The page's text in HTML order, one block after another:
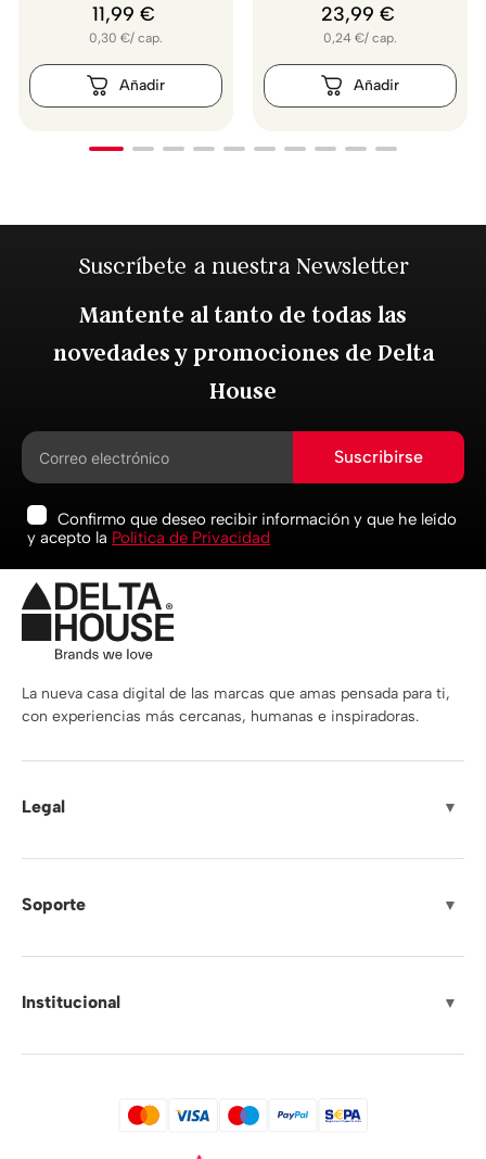
11,99 €
0,30 €/ cap.
23,99 €
0,24 €/ cap.
Suscríbete a nuestra Newsletter
Mantente al tanto de todas las
novedades y promociones de Delta
House
Suscribirse
Confirmo que deseo recibir información y que he leído
y acepto la Política de Privacidad
La nueva casa digital de las marcas que amas pensada para ti,
con experiencias más cercanas, humanas e inspiradoras.
Legal ▼
Soporte ▼
Institucional ▼